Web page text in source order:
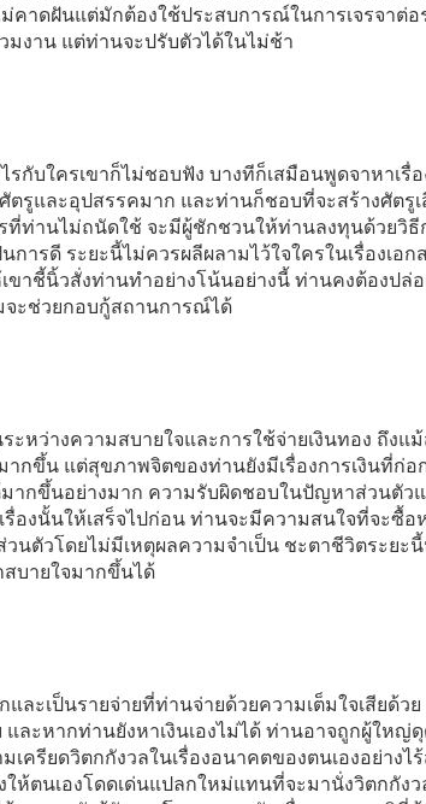
าดฝันแต่มักต้องใช้ประสบการณ์ในการเจรจาต่อร
งาน แต่ท่านจะปรับตัวได้ในไม่ช้า
กับใครเขาก็ไม่ชอบฟัง บางทีก็เสมือนพูดจาหาเรื่
ตรูและอุปสรรคมาก และท่านก็ชอบที่จะสร้างศัตรู
ที่ท่านไม่ถนัดใช้ จะมีผู้ชักชวนให้ท่านลงทุนด้วยวิ
การดี ระยะนี้ไม่ควรผลีผลามไว้ใจใครในเรื่องเอ
ขาชี้นิ้วสั่งท่านทำอย่างโน้นอย่างนี้ ท่านคงต้องปล่
จะช่วยกอบกู้สถานการณ์ได้
หว่างความสบายใจและการใช้จ่ายเงินทอง ถึงแ
ากขึ้น แต่สุขภาพจิตของท่านยังมีเรื่องการเงินที่ก่
มากขึ้นอย่างมาก ความรับผิดชอบในปัญหาส่วนตัว
รื่องนั้นให้เสร็จไปก่อน ท่านจะมีความสนใจที่จะซื้อ
วนตัวโดยไม่มีเหตุผลความจำเป็น ชะตาชีวิตระยะ
บายใจมากขึ้นได้
ละเป็นรายจ่ายที่ท่านจ่ายด้วยความเต็มใจเสียด้วย
ะหากท่านยังหาเงินเองไม่ได้ ท่านอาจถูกผู้ใหญ่
เครียดวิตกกังวลในเรื่องอนาคตของตนเองอย่างไ
ห้ตนเองโดดเด่นแปลกใหม่แทนที่จะมานั่งวิตกกังว